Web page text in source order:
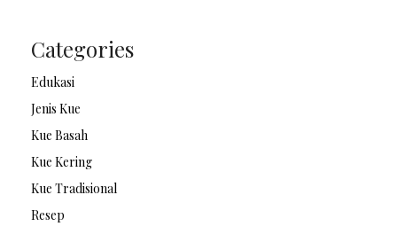
Categories
Edukasi
Jenis Kue
Kue Basah
Kue Kering
Kue Tradisional
Resep